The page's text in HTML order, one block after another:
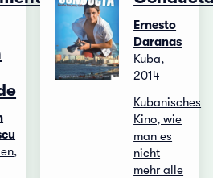
Ernesto
Daranas
Kuba,
2014
Kubanisches
Kino, wie
man es
nicht
mehr alle